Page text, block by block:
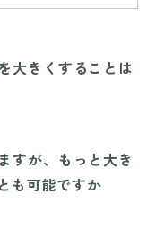
大きくすることは
すが、もっと大き
も可能ですか